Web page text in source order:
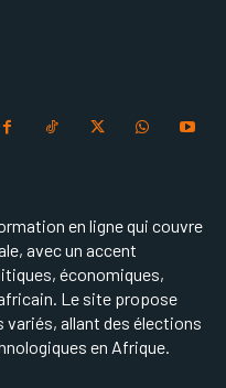
en ligne qui couvre
avec un accent
économiques,
Le site propose
allant des élections
en Afrique.